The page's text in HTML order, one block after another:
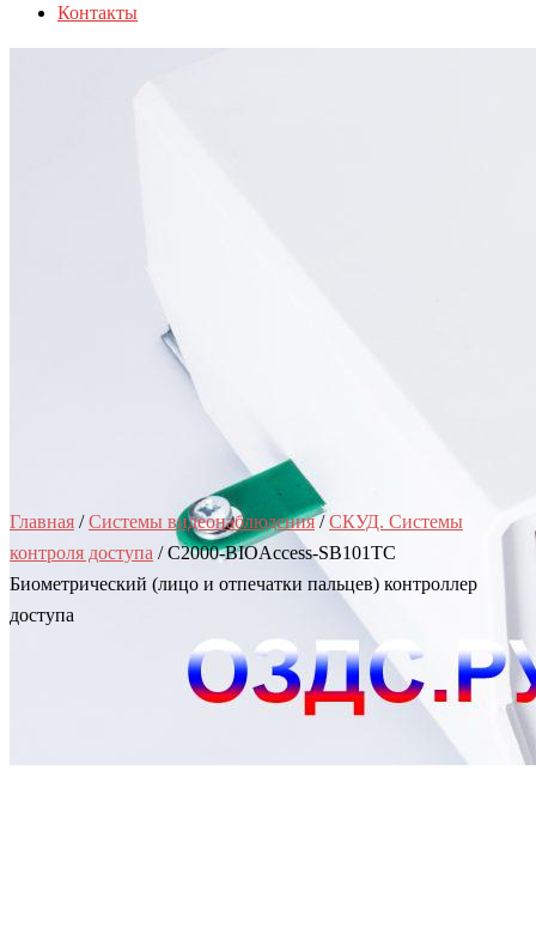
Контакты
Главная /Системы видеонаблюдения/СКУД. Системы
контроля доступа / С2000-BIOAccess-SB101TC
Биометрический (лицо и отпечатки пальцев) контроллер
доступа